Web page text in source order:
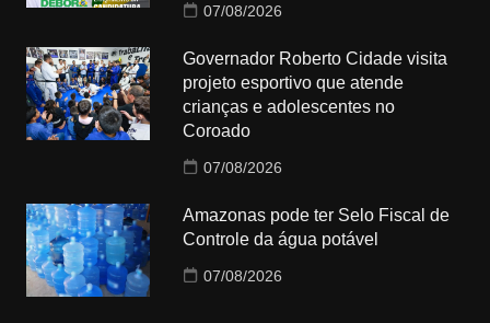
07/08/2026
Governador Roberto Cidade visita
projeto esportivo que atende
crianças e adolescentes no
Coroado
07/08/2026
Amazonas pode ter Selo Fiscal de
Controle da água potável
07/08/2026